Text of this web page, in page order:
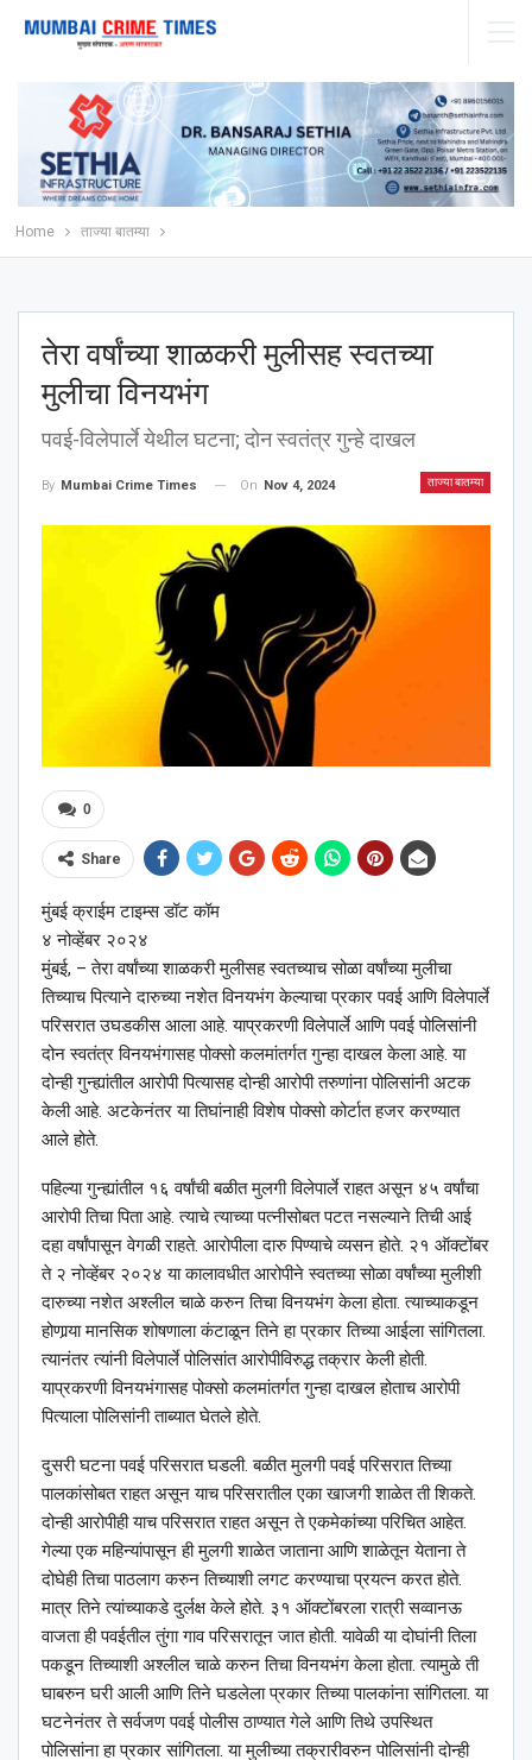
Home ताज्या बातम्या
तेरा वर्षांच्या शाळकरी मुलीसह स्वतच्या
मुलीचा विनयभंग
पवई-विलेपार्ले येथील घटना; दोन स्वतंत्र गुन्हे दाखल
ताज्या बातम्या
By Mumbai Crime Times On Nov 4, 2024
0
Share
मुंबई क्राईम टाइम्स डॉट कॉम
४ नोव्हेंबर २०२४
मुंबई, – तेरा वर्षांच्या शाळकरी मुलीसह स्वतच्याच सोळा वर्षांच्या मुलीचा
तिच्याच पित्याने दारुच्या नशेत विनयभंग केल्याचा प्रकार पवई आणि विलेपार्ले
परिसरात उघडकीस आला आहे. याप्रकरणी विलेपार्ले आणि पवई पोलिसांनी
दोन स्वतंत्र विनयभंगासह पोक्सो कलमांतर्गत गुन्हा दाखल केला आहे. या
दोन्ही गुन्ह्यांतील आरोपी पित्यासह दोन्ही आरोपी तरुणांना पोलिसांनी अटक
केली आहे. अटकेनंतर या तिघांनाही विशेष पोक्सो कोर्टात हजर करण्यात
आले होते.
पहिल्या गुन्ह्यांतील १६ वर्षांची बळीत मुलगी विलेपार्ले राहत असून ४५ वर्षांचा
आरोपी तिचा पिता आहे. त्याचे त्याच्या पत्नीसोबत पटत नसल्याने तिची आई
दहा वर्षांपासून वेगळी राहते. आरोपीला दारु पिण्याचे व्यसन होते. २१ ऑक्टोंबर
ते २ नोव्हेंबर २०२४ या कालावधीत आरोपीने स्वतच्या सोळा वर्षांच्या मुलीशी
दारुच्या नशेत अश्‍लील चाळे करुन तिचा विनयभंग केला होता. त्याच्याकडून
होणार्‍या मानसिक शोषणाला कंटाळून तिने हा प्रकार तिच्या आईला सांगितला.
त्यानंतर त्यांनी विलेपार्ले पोलिसांत आरोपीविरुद्ध तक्रार केली होती.
याप्रकरणी विनयभंगासह पोक्सो कलमांतर्गत गुन्हा दाखल होताच आरोपी
पित्याला पोलिसांनी ताब्यात घेतले होते.
दुसरी घटना पवई परिसरात घडली. बळीत मुलगी पवई परिसरात तिच्या
पालकांसोबत राहत असून याच परिसरातील एका खाजगी शाळेत ती शिकते.
दोन्ही आरोपीही याच परिसरात राहत असून ते एकमेकांच्या परिचित आहेत.
गेल्या एक महिन्यांपासून ही मुलगी शाळेत जाताना आणि शाळेतून येताना ते
दोघेही तिचा पाठलाग करुन तिच्याशी लगट करण्याचा प्रयत्न करत होते.
मात्र तिने त्यांच्याकडे दुर्लक्ष केले होते. ३१ ऑक्टोंबरला रात्री सव्वानऊ
वाजता ही पवईतील तुंगा गाव परिसरातून जात होती. यावेळी या दोघांनी तिला
पकडून तिच्याशी अश्‍लील चाळे करुन तिचा विनयभंग केला होता. त्यामुळे ती
घाबरुन घरी आली आणि तिने घडलेला प्रकार तिच्या पालकांना सांगितला. या
घटनेनंतर ते सर्वजण पवई पोलीस ठाण्यात गेले आणि तिथे उपस्थित
पोलिसांना हा प्रकार सांगितला. या मुलीच्या तक्रारीवरुन पोलिसांनी दोन्ही